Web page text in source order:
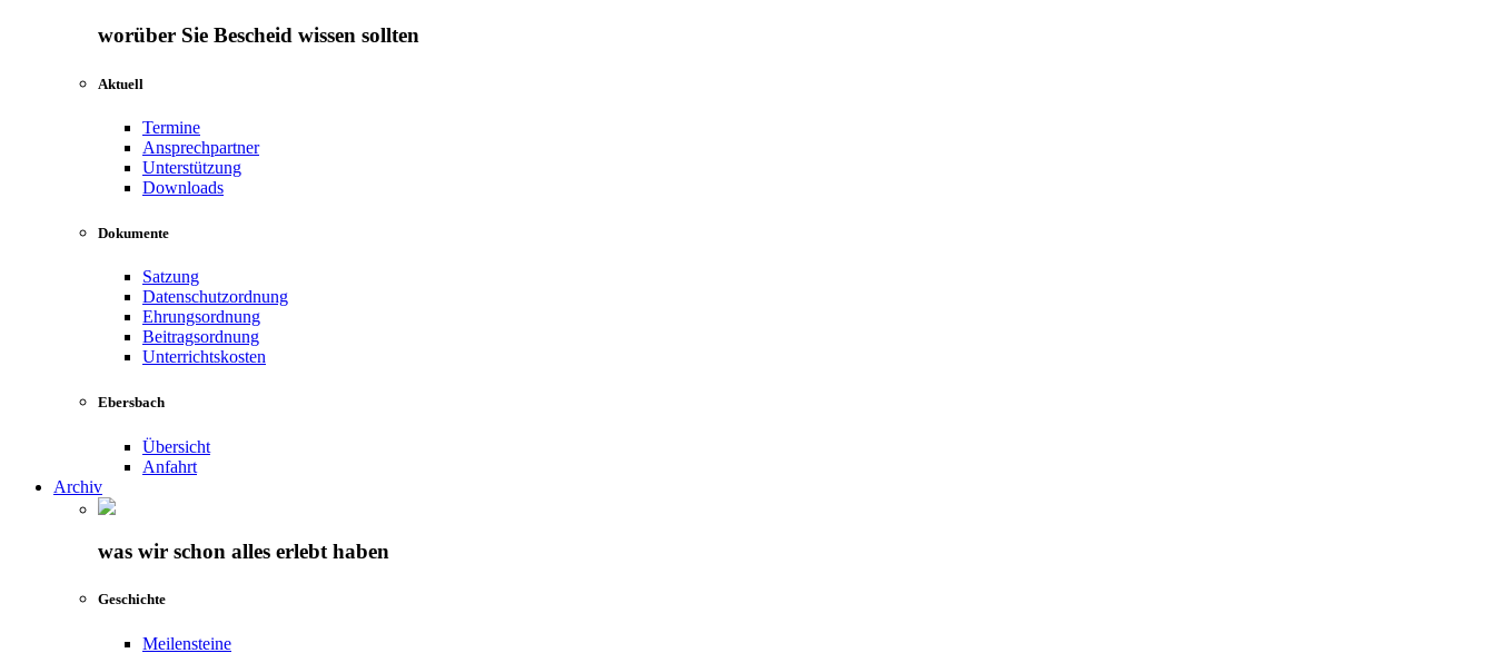
worüber Sie Bescheid wissen sollten
Aktuell
Termine
Ansprechpartner
Unterstützung
Downloads
Dokumente
Satzung
Datenschutzordnung
Ehrungsordnung
Beitragsordnung
Unterrichtskosten
Ebersbach
Übersicht
Anfahrt
Archiv
was wir schon alles erlebt haben
Geschichte
Meilensteine